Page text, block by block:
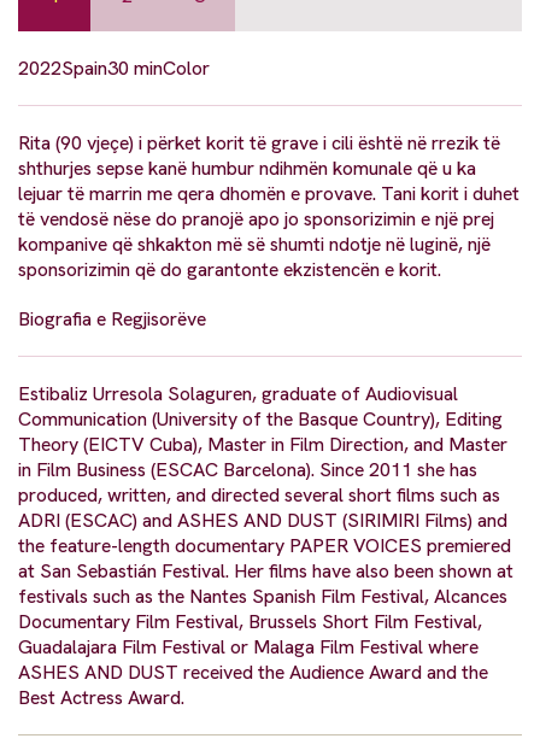
2022Spain30 minColor
Rita (90 vjeçe) i përket korit të grave i cili është në rrezik të
shthurjes sepse kanë humbur ndihmën komunale që u ka
lejuar të marrin me qera dhomën e provave. Tani korit i duhet
të vendosë nëse do pranojë apo jo sponsorizimin e një prej
kompanive që shkakton më së shumti ndotje në luginë, një
sponsorizimin që do garantonte ekzistencën e korit.
Biografia e Regjisorëve
Estibaliz Urresola Solaguren, graduate of Audiovisual
Communication (University of the Basque Country), Editing
Theory (EICTV Cuba), Master in Film Direction, and Master
in Film Business (ESCAC Barcelona). Since 2011 she has
produced, written, and directed several short films such as
ADRI (ESCAC) and ASHES AND DUST (SIRIMIRI Films) and
the feature-length documentary PAPER VOICES premiered
at San Sebastián Festival. Her films have also been shown at
festivals such as the Nantes Spanish Film Festival, Alcances
Documentary Film Festival, Brussels Short Film Festival,
Guadalajara Film Festival or Malaga Film Festival where
ASHES AND DUST received the Audience Award and the
Best Actress Award.